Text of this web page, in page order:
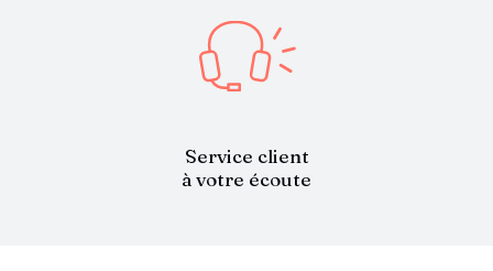
Service client
à votre écoute